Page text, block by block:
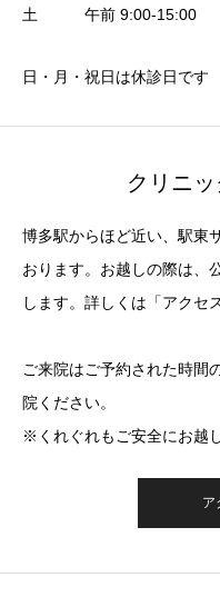
土 午前 9:00-15:00
日・月・祝日は休診日です
クリニ
博多駅からほど近い、駅東
おります。お越しの際は、
します。詳しくは「アクセ
ご来院はご予約された時間
院ください。
※くれぐれもご安全にお越
ア